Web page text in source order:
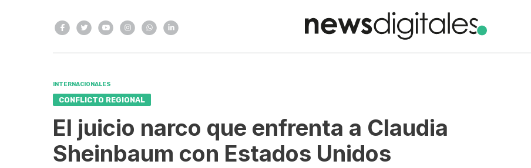
INTERNACIONALES
CONFLICTO REGIONAL
El juicio narco que enfrenta a Claudia
Sheinbaum con Estados Unidos